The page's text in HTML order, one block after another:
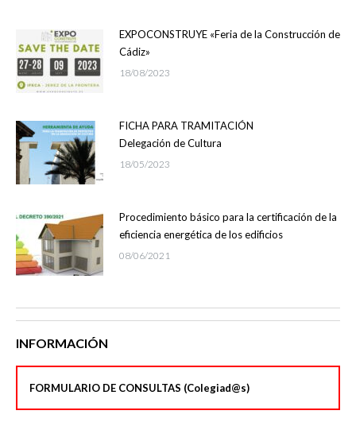
EXPOCONSTRUYE «Feria de la Construcción de
Cádiz»
18/08/2023
FICHA PARA TRAMITACIÓN
Delegación de Cultura
18/05/2023
Procedimiento básico para la certificación de la
eficiencia energética de los edificios
08/06/2021
INFORMACIÓN
FORMULARIO DE CONSULTAS (Colegiad@s)